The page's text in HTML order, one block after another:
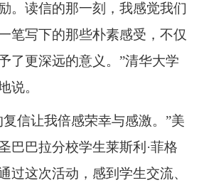
。读信的那一刻，我感觉我们
笔写下的那些朴素感受，不仅
了更深远的意义。”清华大学
说。
信让我倍感荣幸与感激。”美
巴巴拉分校学生莱斯利·菲格
过这次活动，感到学生交流、